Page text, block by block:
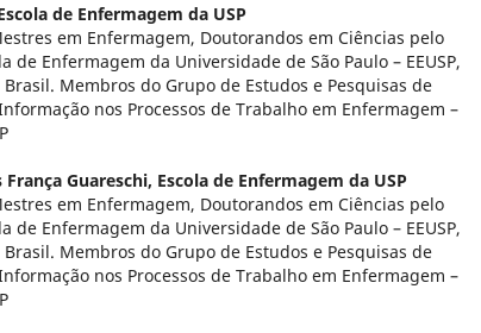
de Enfermagem da USP
em Enfermagem, Doutorandos em Ciências pelo
de Enfermagem da Universidade de São Paulo – EEUSP,
Brasil. Membros do Grupo de Estudos e Pesquisas de
nos Processos de Trabalho em Enfermagem –
França Guareschi, Escola de Enfermagem da USP
em Enfermagem, Doutorandos em Ciências pelo
de Enfermagem da Universidade de São Paulo – EEUSP,
Brasil. Membros do Grupo de Estudos e Pesquisas de
nos Processos de Trabalho em Enfermagem –